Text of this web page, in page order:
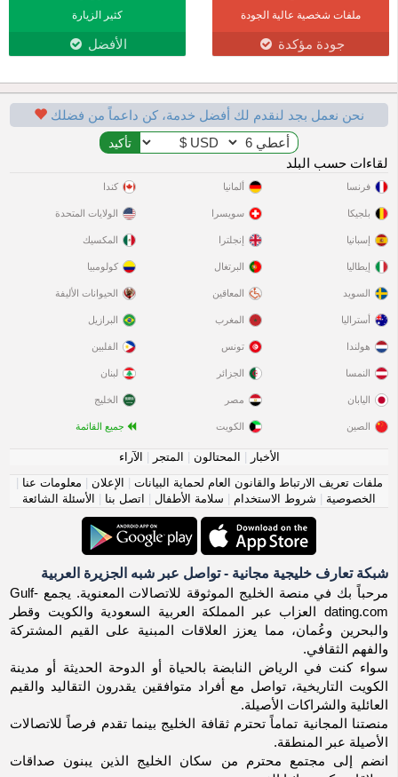
ملفات شخصية عالية الجودة
جودة مؤكدة
كثير الزيارة
الأفضل
نحن نعمل بجد لنقدم لك أفضل خدمة، كن داعماً من فضلك
لقاءات حسب البلد
فرنسا
بلجيكا
إسبانيا
إيطاليا
السويد
ألمانيا
سويسرا
إنجلترا
البرتغال
المعاقين
كندا
الولايات المتحدة
المكسيك
كولومبيا
الحيوانات الأليفة
أستراليا
هولندا
النمسا
اليابان
الصين
المغرب
تونس
الجزائر
مصر
الكويت
البرازيل
الفلبين
لبنان
الخليج
جميع القائمة
الأخبار المحتالون المتجر
الآراء
ملفات تعريف الارتباط والقانون العام لحماية البيانات
الإعلان معلومات عنا
الخصوصية
شروط الاستخدام سلامة الأطفال اتصل بنا الأسئلة الشائعة
شبكة تعارف خليجية مجانية - تواصل عبر شبه الجزيرة العربية
مرحباً بك في منصة الخليج الموثوقة للاتصالات المعنوية. يجمع Gulf-
dating.com العزاب عبر المملكة العربية السعودية والكويت وقطر
والبحرين وعُمان، مما يعزز العلاقات المبنية على القيم المشتركة
والفهم الثقافي.
سواء كنت في الرياض النابضة بالحياة أو الدوحة الحديثة أو مدينة
الكويت التاريخية، تواصل مع أفراد متوافقين يقدرون التقاليد والقيم
العائلية والشراكات الأصيلة.
منصتنا المجانية تماماً تحترم ثقافة الخليج بينما تقدم فرصاً للاتصالات
الأصيلة عبر المنطقة.
انضم إلى مجتمع محترم من سكان الخليج الذين يبنون صداقات